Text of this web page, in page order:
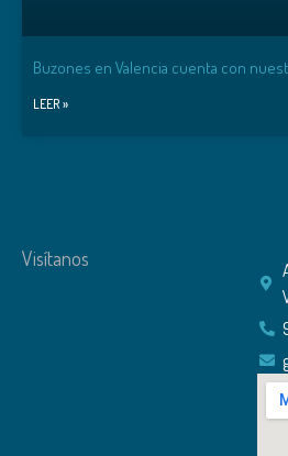
Buzones en Valencia cuenta con
LEER »
Visítanos